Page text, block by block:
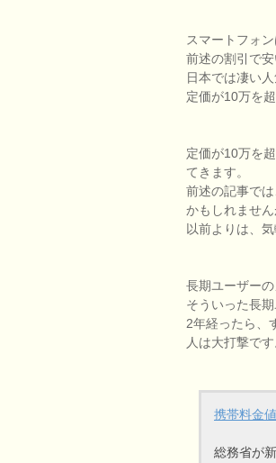
スマートフォ
前述の割引で
日本では凄い
定価が10万を
定価が10万を
てきます。
前述の記事で
かもしれませ
以前よりは、
長期ユーザー
そういった長
2年経ったら、
人は大打撃です
携帯料金
総務省が